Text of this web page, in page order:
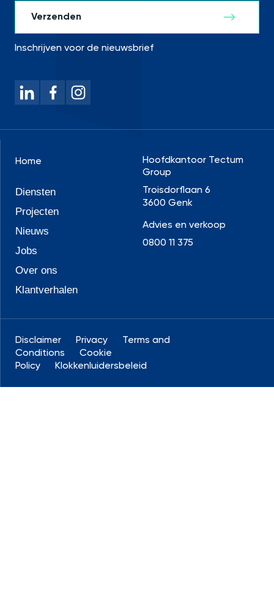
Inschrijven voor de nieuwsbrief
Home
Diensten
Projecten
Nieuws
Jobs
Over ons
Klantverhalen
Hoofdkantoor Tectum
Group
Troisdorflaan 6
3600 Genk
Advies en verkoop
0800 11 375
Disclaimer Privacy
Terms and
Conditions
Cookie
Policy
Klokkenluidersbeleid